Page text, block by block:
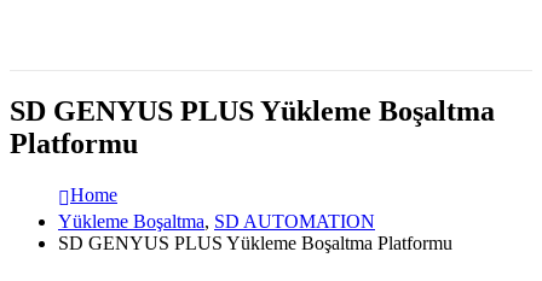
SD GENYUS PLUS Yükleme Boşaltma
Platformu
Home
Yükleme Boşaltma, SD AUTOMATION
SD GENYUS PLUS Yükleme Boşaltma Platformu